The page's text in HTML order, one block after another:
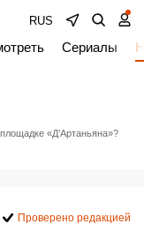
RUS
Сериалы
«Д’Артаньяна»?
Проверено редакцией